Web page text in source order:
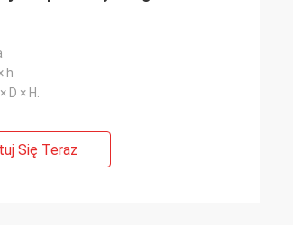
h
× H.
Się Teraz